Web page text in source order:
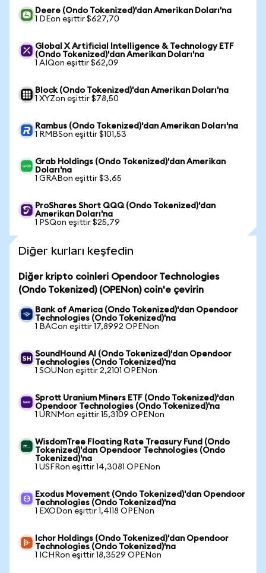
Deere (Ondo Tokenized)'dan Amerikan Doları'na
1 DEon eşittir $627,70
Global X Artificial Intelligence & Technology ETF
(Ondo Tokenized)'dan Amerikan Doları'na
1 AIQon eşittir $62,09
Block (Ondo Tokenized)'dan Amerikan Doları'na
1 XYZon eşittir $78,50
Rambus (Ondo Tokenized)'dan Amerikan Doları'na
1 RMBSon eşittir $101,53
Grab Holdings (Ondo Tokenized)'dan Amerikan
Doları'na
1 GRABon eşittir $3,65
ProShares Short QQQ (Ondo Tokenized)'dan
Amerikan Doları'na
1 PSQon eşittir $25,79
Diğer kurları keşfedin
Diğer kripto coinleri Opendoor Technologies
(Ondo Tokenized) (OPENon) coin'e çevirin
Bank of America (Ondo Tokenized)'dan Opendoor
Technologies (Ondo Tokenized)'na
1 BACon eşittir 17,8992 OPENon
SoundHound AI (Ondo Tokenized)'dan Opendoor
Technologies (Ondo Tokenized)'na
1 SOUNon eşittir 2,2101 OPENon
Sprott Uranium Miners ETF (Ondo Tokenized)'dan
Opendoor Technologies (Ondo Tokenized)'na
1 URNMon eşittir 15,3109 OPENon
WisdomTree Floating Rate Treasury Fund (Ondo
Tokenized)'dan Opendoor Technologies (Ondo
Tokenized)'na
1 USFRon eşittir 14,3081 OPENon
Exodus Movement (Ondo Tokenized)'dan Opendoor
Technologies (Ondo Tokenized)'na
1 EXODon eşittir 1,4118 OPENon
Ichor Holdings (Ondo Tokenized)'dan Opendoor
Technologies (Ondo Tokenized)'na
1 ICHRon eşittir 18,3529 OPENon